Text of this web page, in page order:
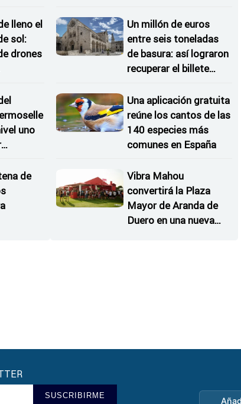
lleno el
sol:
drones
uno
de
Times'
Un millón de euros
entre seis toneladas
de basura: así lograron
recuperar el billete
Una aplicación gratuita
reúne los cantos de las
140 especies más
comunes en España
Vibra Mahou
convertirá la Plaza
Mayor de Aranda de
Duero en una nueva
SUSCRIBIRME